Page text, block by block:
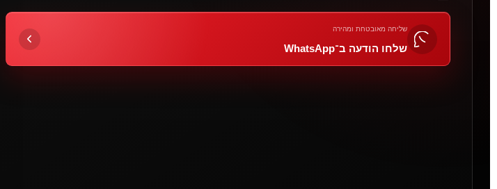
שליחה מאובטחת ומהירה
שלחו הודעה ב־WhatsApp